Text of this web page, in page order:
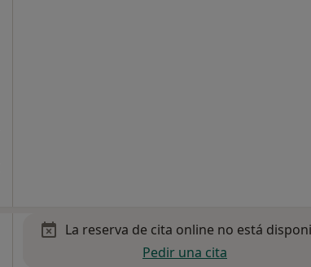
La reserva de cita online no está
Pedir una cita